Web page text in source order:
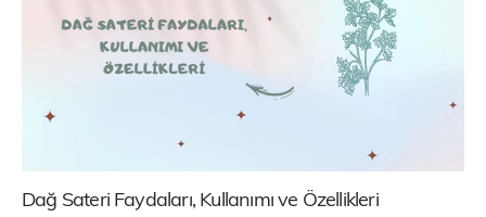
Dağ Sateri Faydaları, Kullanımı ve Özellikleri